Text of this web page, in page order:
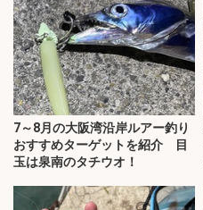
7～8月の大阪湾沿岸ルアー釣り
おすすめターゲットを紹介 目
玉は泉南のタチウオ！